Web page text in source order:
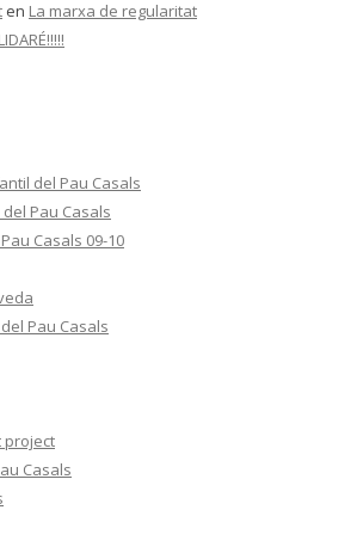
Pau Casals
Pau Casals
Casals